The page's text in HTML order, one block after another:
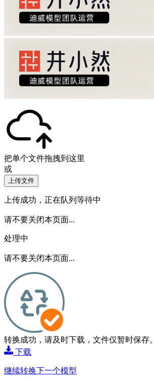
把单个文件拖拽到这里
或
上传文件
上传成功，正在队列等待中
请不要关闭本页面...
处理中
请不要关闭本页面...
转换成功，请及时下载，文件仅暂时保存。
下载
继续转换下一个模型